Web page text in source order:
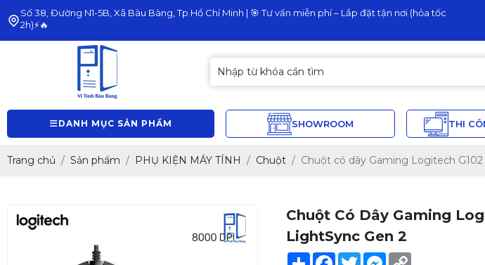
Số 38, Đường N1-5B, Xã Bàu Bàng, Tp Hồ Chí Minh | 🎯 Tư vấn miễn phí – Lắp đặt tận nơi (hỏa tốc
2h)⚡🔥
DANH MỤC SẢN PHẨM SHOWROOM THI
Trang chủ Sản phẩm PHỤ KIỆN MÁY TÍNH Chuột Chuột có dây Gaming Logitech
Chuột Có Dây Gaming
LightSync Gen 2
ShareFacebook
TwitterMessenger